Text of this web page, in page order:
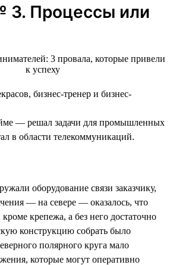
3. Процессы или
бизнес-тренер и бизнес-
— решал задачи для промышленных
в области телекоммуникаций.
оборудование связи заказчику,
— на севере — оказалось, что
кроме крепежа, а без него достаточно
конструкцию собрать было
полярного круга мало
которые могут оперативно